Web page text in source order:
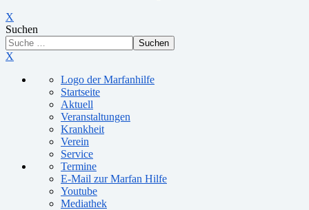
X
Suchen
Suchen
X
Logo der Marfanhilfe
Startseite
Aktuell
Veranstaltungen
Krankheit
Verein
Service
Termine
E-Mail zur Marfan Hilfe
Youtube
Mediathek